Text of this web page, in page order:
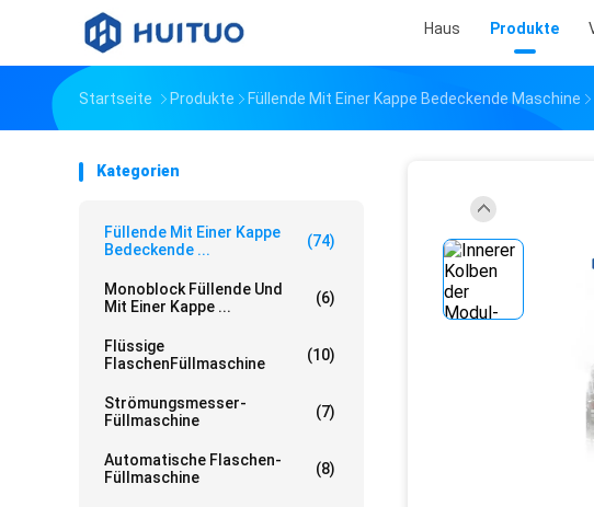
Haus Produkte
Startseite Produkte Füllende Mit Einer Kappe Bedeckende Maschine
Kategorien
Füllende Mit Einer Kappe
Bedeckende ...
(74)
Monoblock Füllende Und
Mit Einer Kappe ...
(6)
Flüssige
FlaschenFüllmaschine
(10)
Strömungsmesser-
Füllmaschine
(7)
Automatische Flaschen-
Füllmaschine
(8)